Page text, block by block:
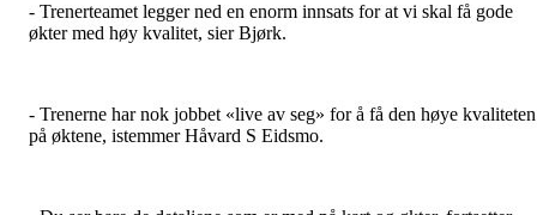
- Trenerteamet legger ned en enorm innsats for at vi skal få gode
økter med høy kvalitet, sier Bjørk.
- Trenerne har nok jobbet «live av seg» for å få den høye kvaliteten
på øktene, istemmer Håvard S Eidsmo.